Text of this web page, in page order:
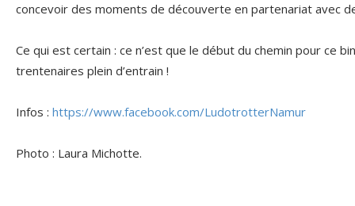
concevoir des moments de découverte en partenariat avec
Ce qui est certain : ce n’est que le début du chemin pour ce
trentenaires plein d’entrain !
Infos : https://www.facebook.com/LudotrotterNamur
Photo : Laura Michotte.